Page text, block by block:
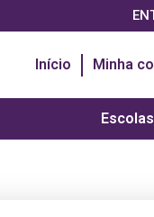
Início Minha